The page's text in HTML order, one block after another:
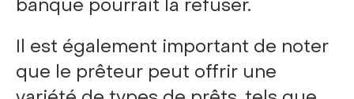
banque pourrait la refuser.
Il est également important de noter
que le prêteur peut offrir une